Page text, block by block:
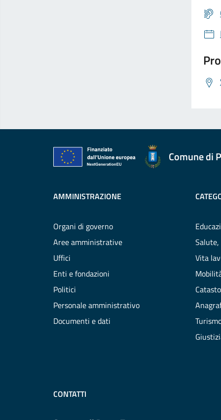
Comune di
AMMINISTRAZIONE
Organi di governo
Aree amministrative
Uffici
Enti e fondazioni
Politici
Personale amministrativo
Documenti e dati
Salute,
Vita
CONTATTI